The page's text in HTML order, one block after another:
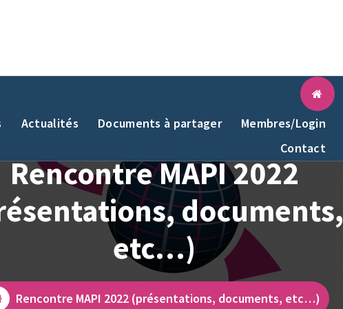
Actualités Documents à partager
Membres/Login
Contact
Rencontre MAPI 2022
documents,
etc…)
Rencontre MAPI 2022 (présentations, documents, etc…)